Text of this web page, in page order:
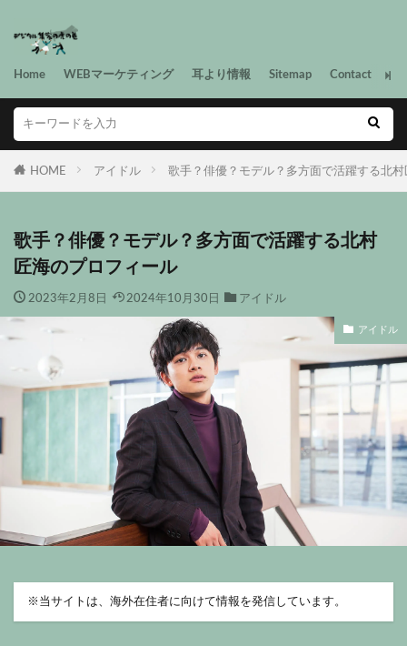
Home WEBマーケティング 耳より情報 Sitemap Contact
HOME アイドル 歌手？俳優？モデル？多方面で活躍する北
歌手？俳優？モデル？多方面で活躍する北村
匠海のプロフィール
2023年2月8日 2024年10月30日 アイドル
アイドル
※ 当サイトは、海外在住者に向けて情報を発信しています。